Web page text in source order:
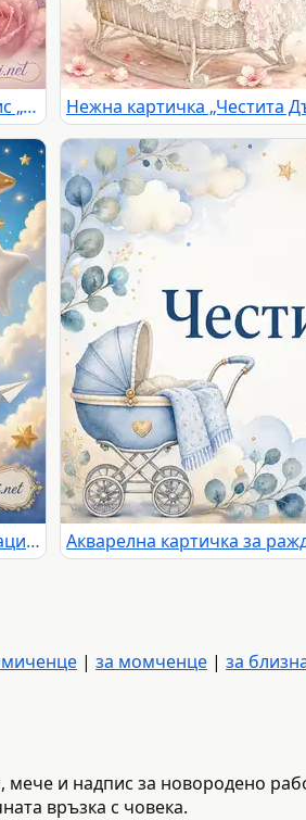
Приказна розова сцена с феи, бебешка люлка и надпис „Честита Дъщеря!“
Честит син с новородено бебе в синя люлка сред облаци, звезди и балони
| за момченце | за
и надпис за новородено
връзка с човека.